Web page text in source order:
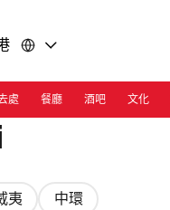
處 餐廳 酒吧 文化
夷 中環